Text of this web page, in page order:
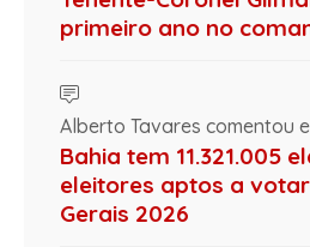
primeiro ano no
Alberto Tavares comentou
Bahia tem 11.321.005
eleitores aptos a
Gerais 2026